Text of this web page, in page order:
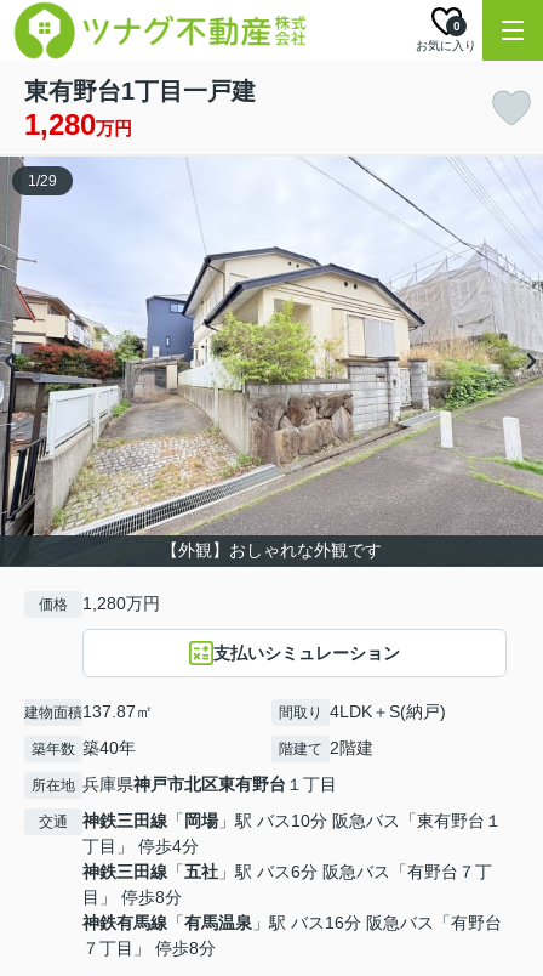
お気に入り
0
東有野台1丁目一戸建
1,280万円
【外観】おしゃれな外観です
1/29
価格 1,280万円
支払いシミュレーション
建物面積137.87㎡ 間取り 4LDK＋S(納戸)
築年数 築40年 階建て 2階建
所在地 兵庫県神戸市北区東有野台 １丁目
交通 神鉄三田線 「 岡場」駅 バス10分 阪急バス「東有野台１
丁目」 停歩4分
神鉄三田線 「五社 」駅 バス6分 阪急バス「有野台７丁
目」 停歩8分
神鉄有馬線 「有馬温泉 」駅 バス16分 阪急バス「有野台
７丁目」 停歩8分